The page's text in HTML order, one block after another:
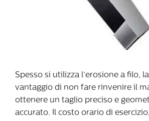
Spesso si utilizza l’erosione a filo,
vantaggio di non fare rinvenire il
ottenere un taglio preciso e
accurato. Il costo orario di